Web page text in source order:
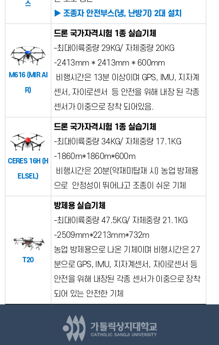
스
▶ 조종자 안전부스(냉, 난방기) 2대 설치
M616 (MIR AI
R)
드론 국가자격시험 1종 실습기체
-최대이륙중량 29KG/ 자체중량 20KG
-2413mm * 2413mm * 600mm
비행시간은 13분 이상이며 GPS, IMU, 지자계
센서, 자이로센서 등 안전을 위해 내장 된 각종
센서가 이중으로 장착 되어있음.
CERES 16H (H
ELSEL)
드론 국가자격시험 1종 실습기체
-최대이륙중량 34KG/ 자체중량 17.1KG
-1860m*1860m*600m
비행시간은 20분(약재미탑재 시) 농업 방제용
으로 안정성이 뛰어나고 조종이 쉬운 기체
T20
방제용 실습기체
-최대이륙중량 47.5KG/ 자체중량 21.1KG
-2509mm*2213mm*732m
농업 방제용으로 나온 기체이며 비행시간은 27
분으로 GPS, IMU, 지자계센서, 자이로센서 등
안전을 위해 내장된 각종 센서가 이중으로 장착
되어 있는 안전한 기체